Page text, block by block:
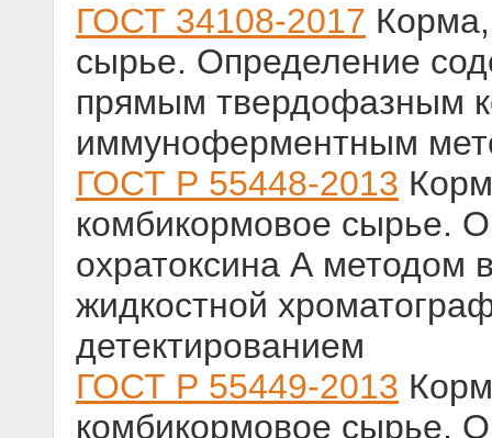
ГОСТ 34108-2017
сырье. Определение
прямым твердофазным
иммуноферментным
ГОСТ Р 55448-2013
комбикормовое сырье.
охратоксина А методом
жидкостной
детектированием
ГОСТ Р 55449-2013
комбикормовое сырье.